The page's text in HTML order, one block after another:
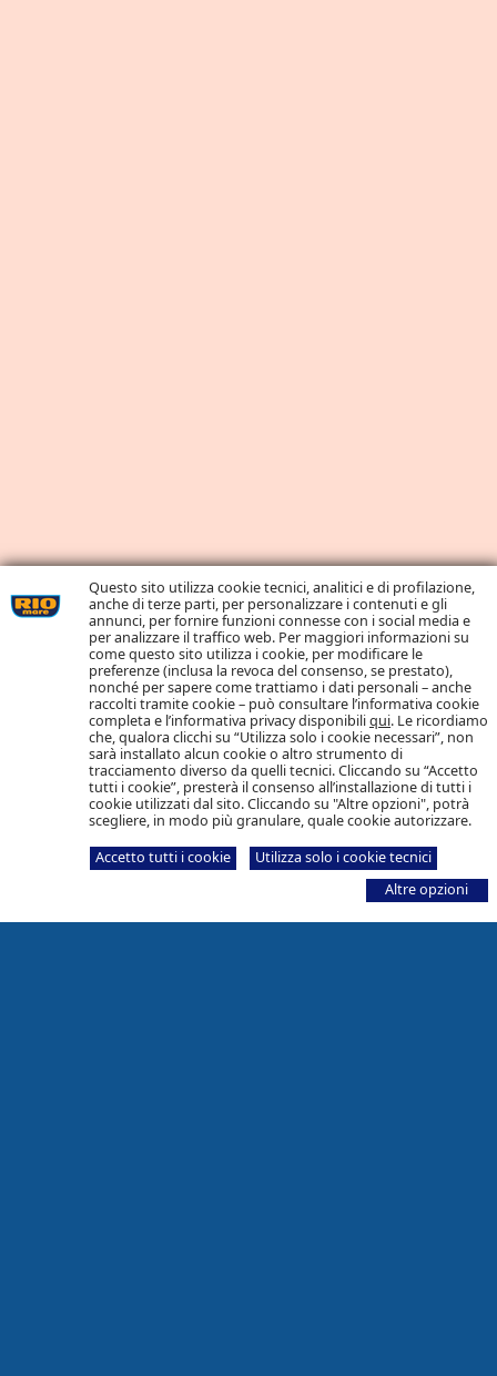
Questo sito utilizza cookie tecnici, analitici e di profilazione,
anche di terze parti, per personalizzare i contenuti e gli
annunci, per fornire funzioni connesse con i social media e
per analizzare il traffico web. Per maggiori informazioni su
come questo sito utilizza i cookie, per modificare le
preferenze (inclusa la revoca del consenso, se prestato),
nonché per sapere come trattiamo i dati personali – anche
raccolti tramite cookie – può consultare l’informativa cookie
completa e l’informativa privacy disponibiliqui. Le ricordiamo
che, qualora clicchi su “Utilizza solo i cookie necessari”, non
sarà installato alcun cookie o altro strumento di
tracciamento diverso da quelli tecnici. Cliccando su “Accetto
tutti i cookie”, presterà il consenso all’installazione di tutti i
cookie utilizzati dal sito. Cliccando su "Altre opzioni", potrà
scegliere, in modo più granulare, quale cookie autorizzare.
Accetto tutti i cookie
Utilizza solo i cookie tecnici
Altre opzioni